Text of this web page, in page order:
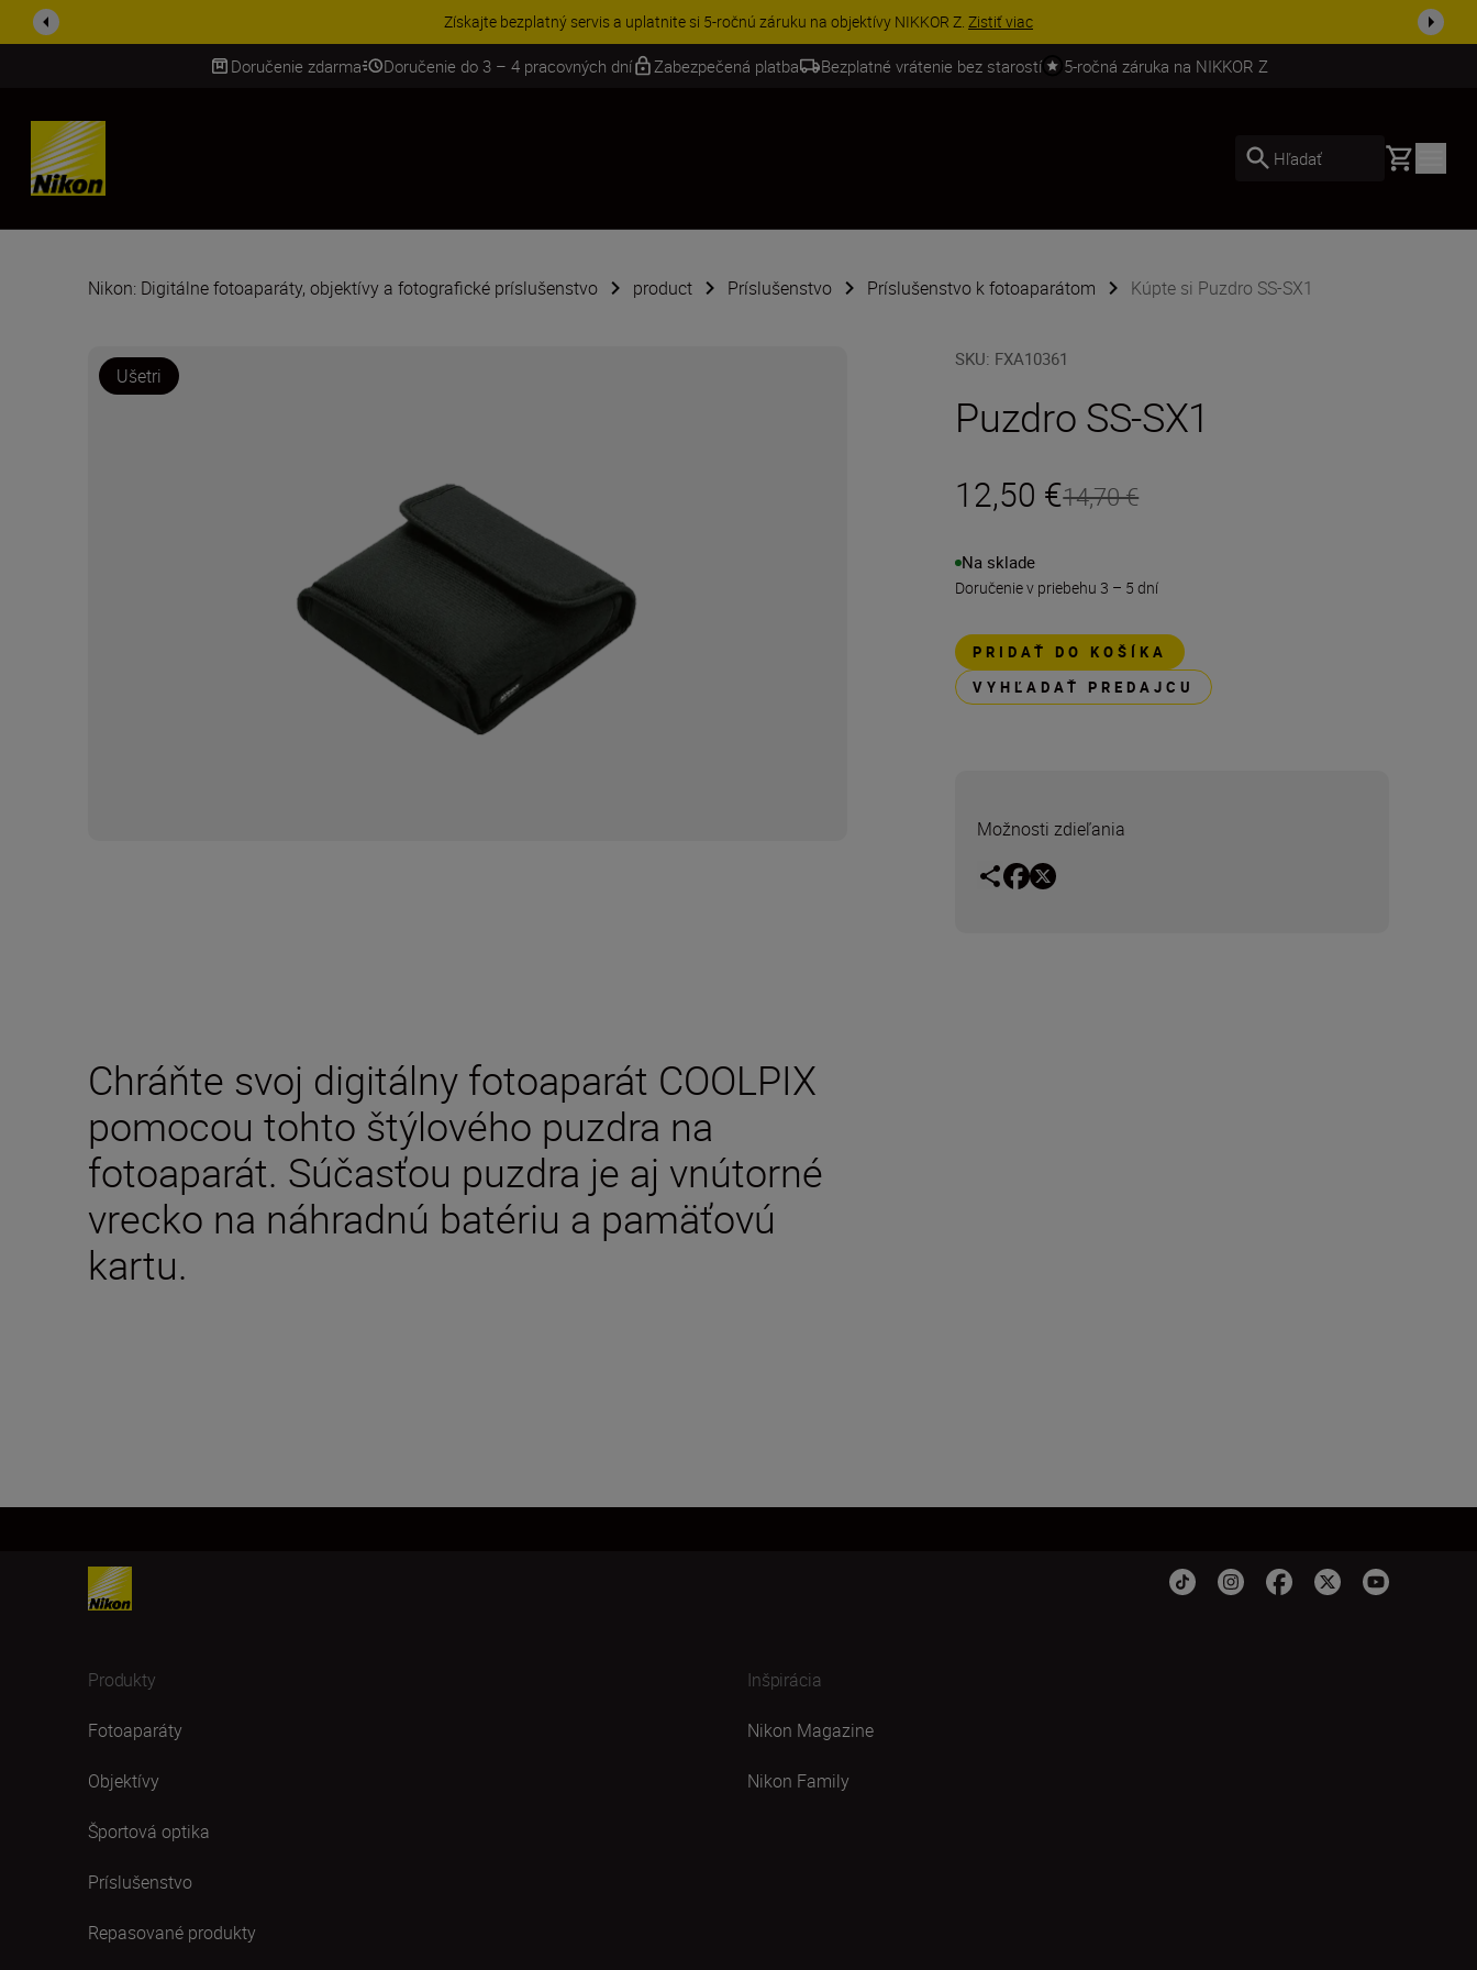
UŠETRI NA PRÍSLUŠENSTVE | Ušetrite 15 % na vybranom príslušenstve a doplňte si svoju výbavu ešte dne...
Doručenie zdarma Doručenie do 3 – 4 pracovných dní Zabezpečená platba Bezplatné vrátenie bez starostí 5-ročná záruka na NIKKOR Z
SKIP
Hľadať Basket
Nikon: Digitálne fotoaparáty, objektívy a fotografické príslušenstvo product Príslušenstvo Príslušenstvo k fotoaparátom Kúpte si Puzdro SS-SX1
Ušetri
SKU: FXA10361
Puzdro SS-SX1
12,50 €14,70 €
Na sklade
Doručenie v priebehu 3 – 5 dní
PRIDAŤ DO KOŠÍKA
VYHĽADAŤ PREDAJCU
Možnosti zdieľania
Chráňte svoj digitálny fotoaparát COOLPIX
pomocou tohto štýlového puzdra na
fotoaparát. Súčasťou puzdra je aj vnútorné
vrecko na náhradnú batériu a pamäťovú
kartu.
Produkty
Fotoaparáty
Objektívy
Športová optika
Príslušenstvo
Repasované produkty
Inšpirácia
Nikon Magazine
Nikon Family